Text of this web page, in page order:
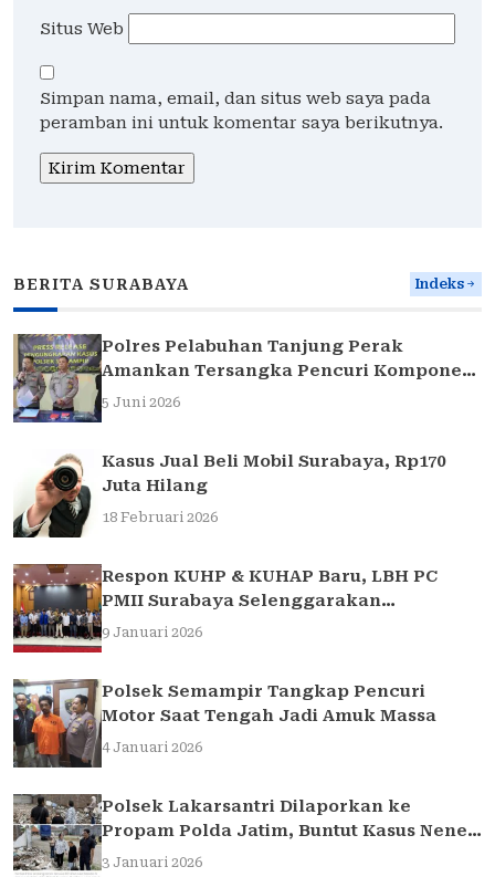
Situs Web
Simpan nama, email, dan situs web saya pada
peramban ini untuk komentar saya berikutnya.
BERITA SURABAYA Indeks
Polres Pelabuhan Tanjung Perak
Amankan Tersangka Pencuri Komponen
Traffic Light di Surabaya
5 Juni 2026
Kasus Jual Beli Mobil Surabaya, Rp170
Juta Hilang
18 Februari 2026
Respon KUHP & KUHAP Baru, LBH PC
PMII Surabaya Selenggarakan
Sarasehan Hukum
9 Januari 2026
Polsek Semampir Tangkap Pencuri
Motor Saat Tengah Jadi Amuk Massa
4 Januari 2026
Polsek Lakarsantri Dilaporkan ke
Propam Polda Jatim, Buntut Kasus Nenek
Elina
3 Januari 2026